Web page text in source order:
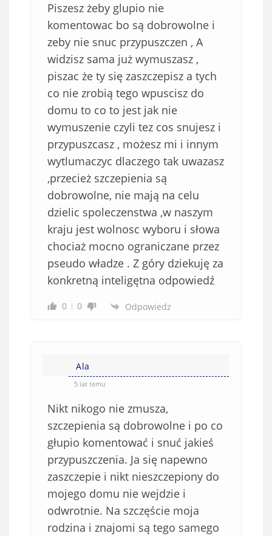
Piszesz żeby glupio nie
komentowac bo są dobrowolne i
zeby nie snuc przypuszczen , A
widzisz sama już wymuszasz ,
piszac że ty się zaszczepisz a tych
co nie zrobią tego wpuscisz do
domu to co to jest jak nie
wymuszenie czyli tez cos snujesz i
przypuszcasz , możesz mi i innym
wytlumaczyc dlaczego tak uwazasz
,przecież szczepienia są
dobrowolne, nie mają na celu
dzielic spoleczenstwa ,w naszym
kraju jest wolnosc wyboru i słowa
chociaż mocno ograniczane przez
pseudo władze . Z góry dziekuję za
konkretną inteligętna odpowiedź
0 0 Odpowiedz
Ala
5 lat temu
Nikt nikogo nie zmusza,
szczepienia są dobrowolne i po co
głupio komentować i snuć jakieś
przypuszczenia. Ja się napewno
zaszczepie i nikt nieszczepiony do
mojego domu nie wejdzie i
odwrotnie. Na szczęście moja
rodzina i znajomi są tego samego